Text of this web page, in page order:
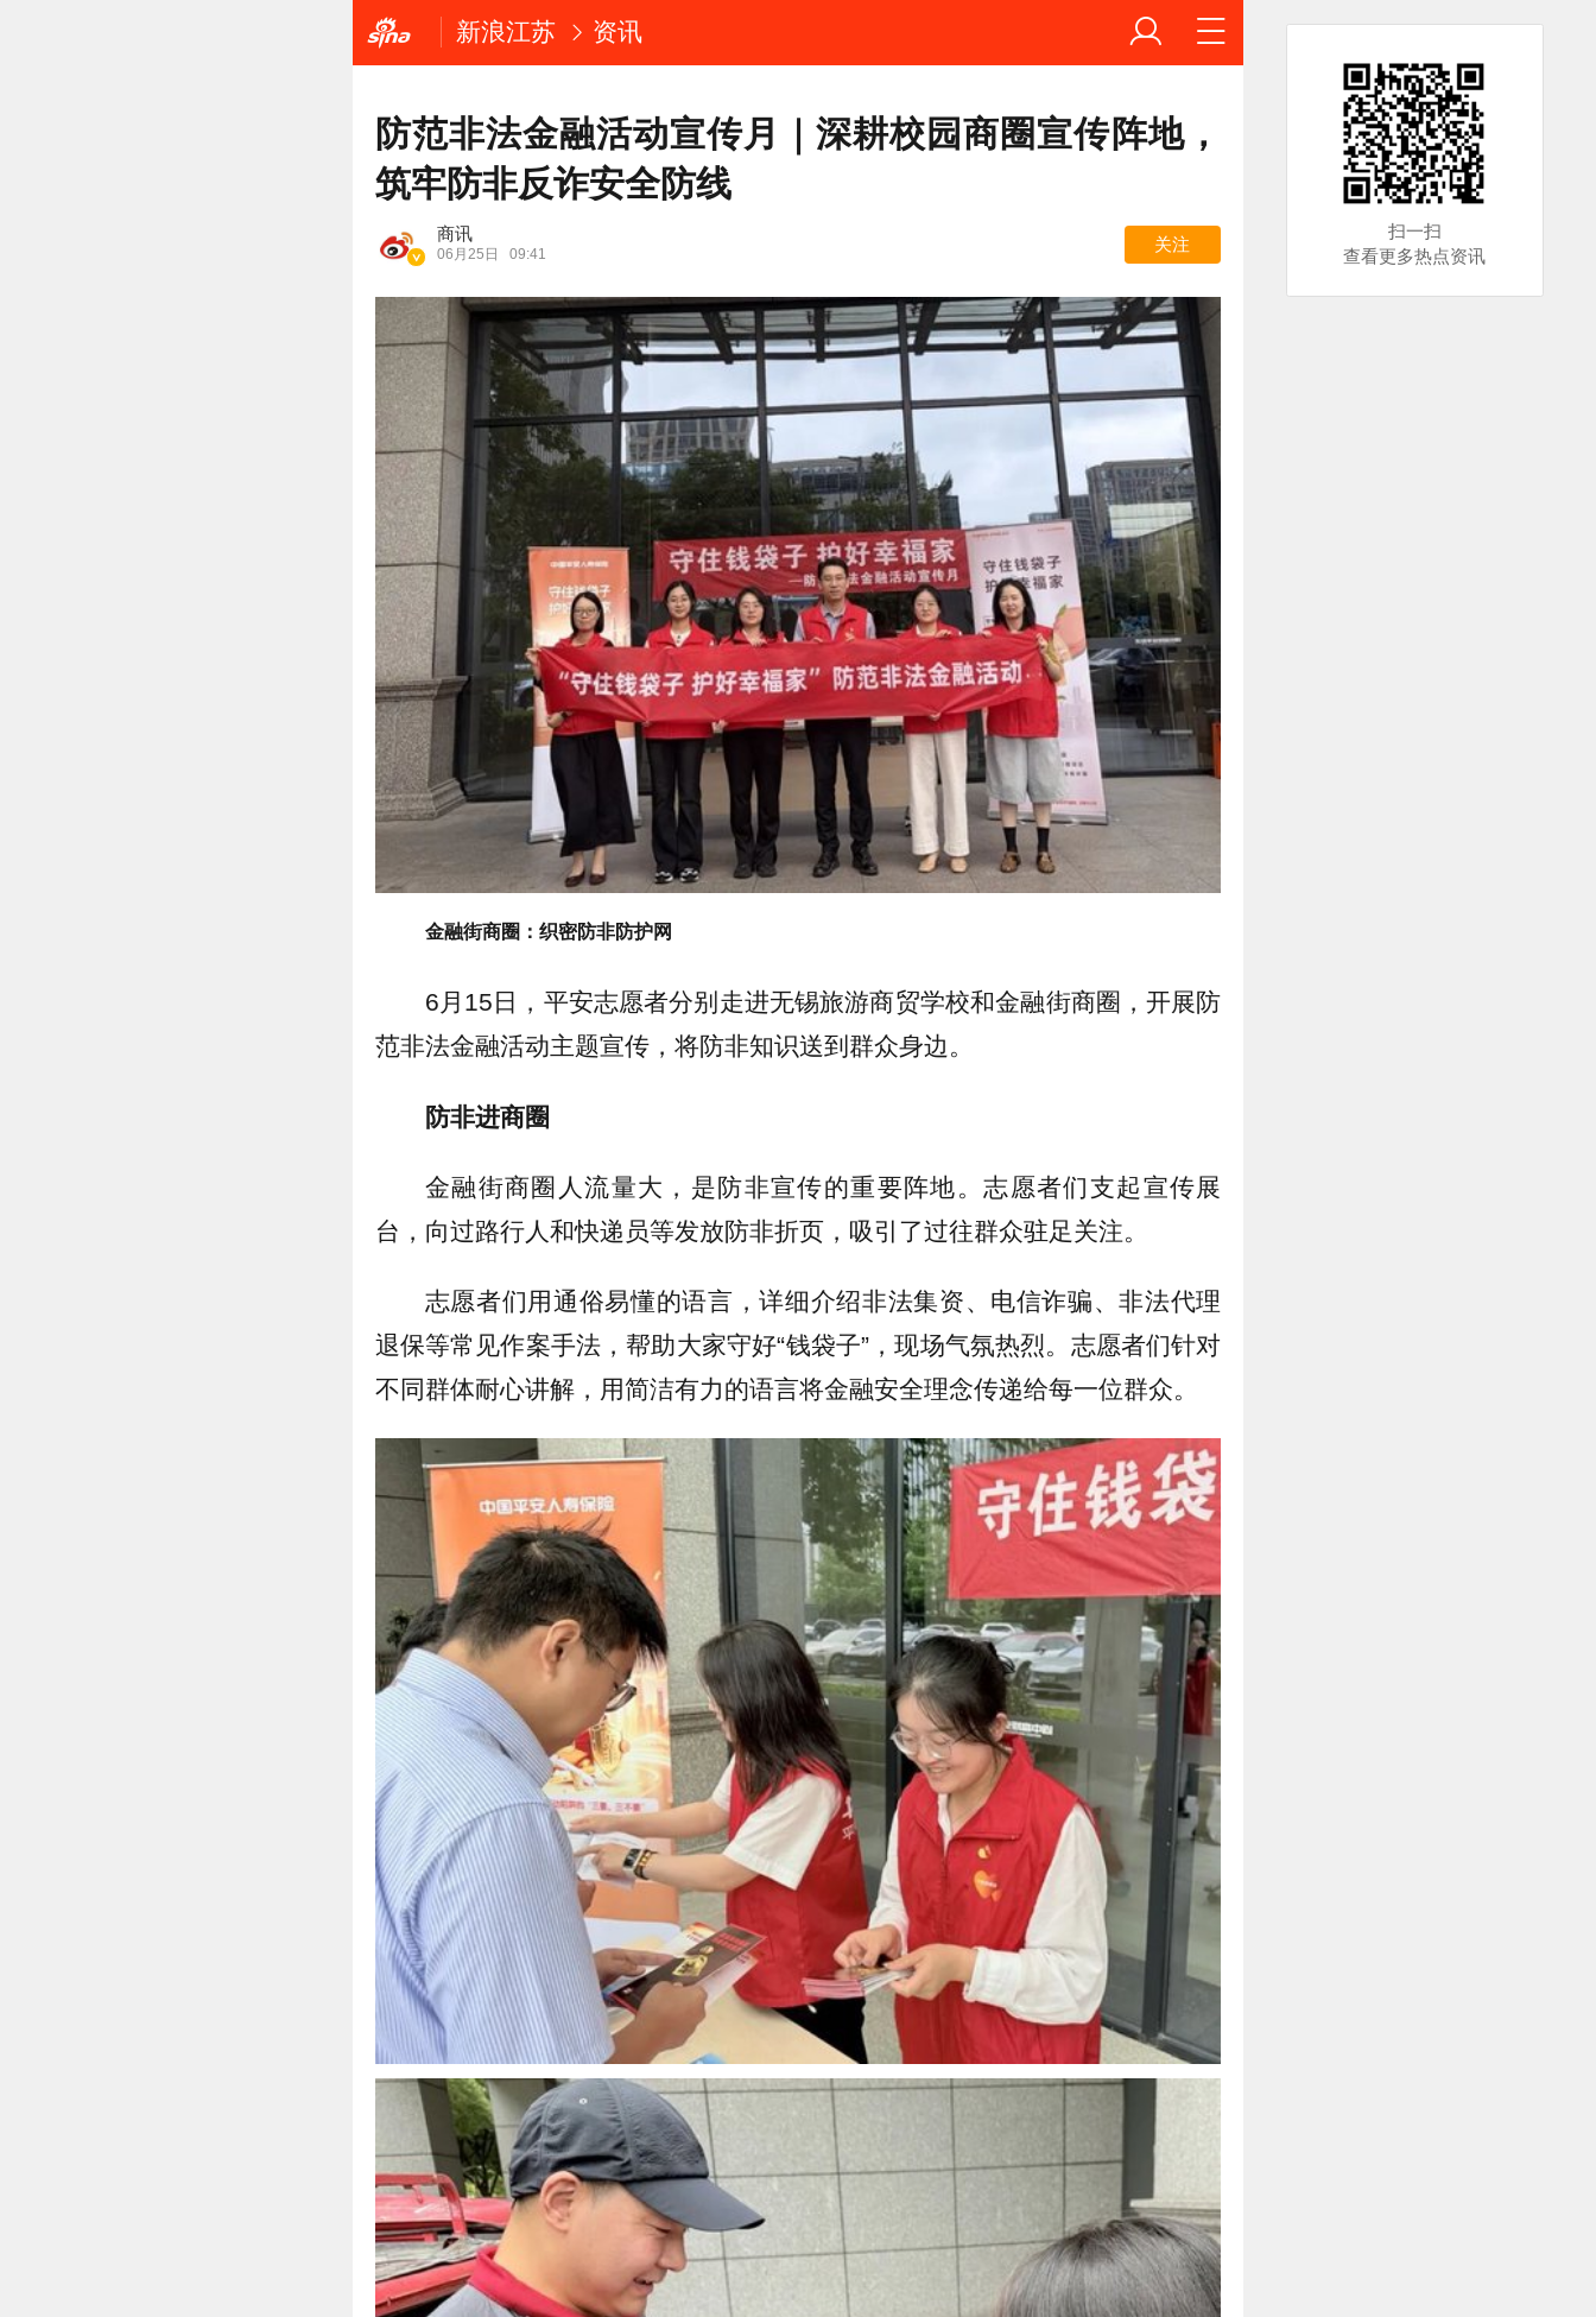
新浪江苏 资讯
防范非法金融活动宣传月｜深耕校园商圈宣传阵地，
筑牢防非反诈安全防线
商讯
06月25日 09:41
关注
金融街商圈：织密防非防护网
6月15日，平安志愿者分别走进无锡旅游商贸学校和金融街商圈，开展防
范非法金融活动主题宣传，将防非知识送到群众身边。
防非进商圈
金融街商圈人流量大，是防非宣传的重要阵地。志愿者们支起宣传展
台，向过路行人和快递员等发放防非折页，吸引了过往群众驻足关注。
志愿者们用通俗易懂的语言，详细介绍非法集资、电信诈骗、非法代理
退保等常见作案手法，帮助大家守好“钱袋子”，现场气氛热烈。志愿者们针对
不同群体耐心讲解，用简洁有力的语言将金融安全理念传递给每一位群众。
扫一扫
查看更多热点资讯